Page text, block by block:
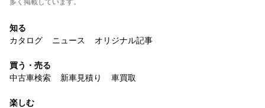
知る
カタログ
ニュース オリジナル記事
買う・売る
中古車検索
新車見積り 車買取
楽しむ